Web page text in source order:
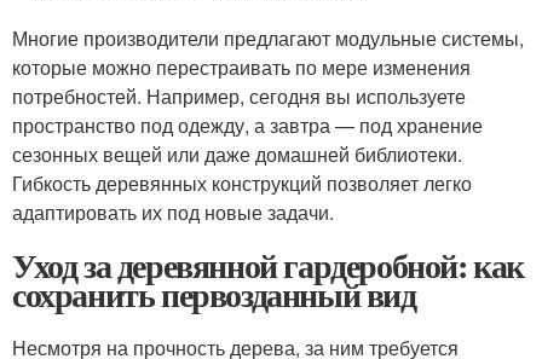
Многие производители предлагают модульные системы,
которые можно перестраивать по мере изменения
потребностей. Например, сегодня вы используете
пространство под одежду, а завтра — под хранение
сезонных вещей или даже домашней библиотеки.
Гибкость деревянных конструкций позволяет легко
адаптировать их под новые задачи.
Уход за деревянной гардеробной: как
сохранить первозданный вид
Несмотря на прочность дерева, за ним требуется